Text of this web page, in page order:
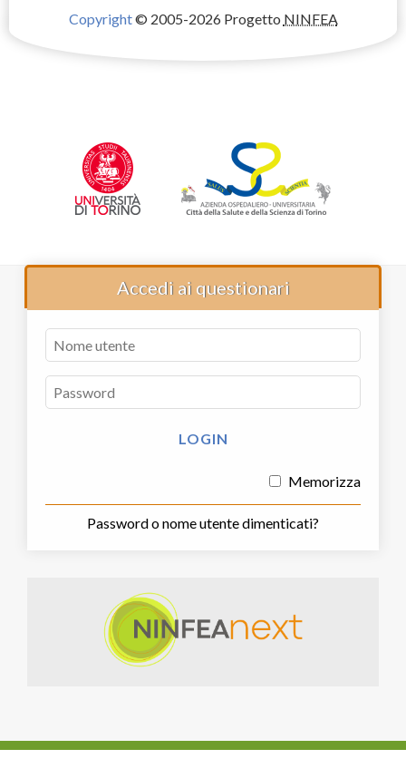
Copyright© 2005-2026 Progetto NINFEA
Accedi ai questionari
Memorizza
Password o nome utente dimenticati?